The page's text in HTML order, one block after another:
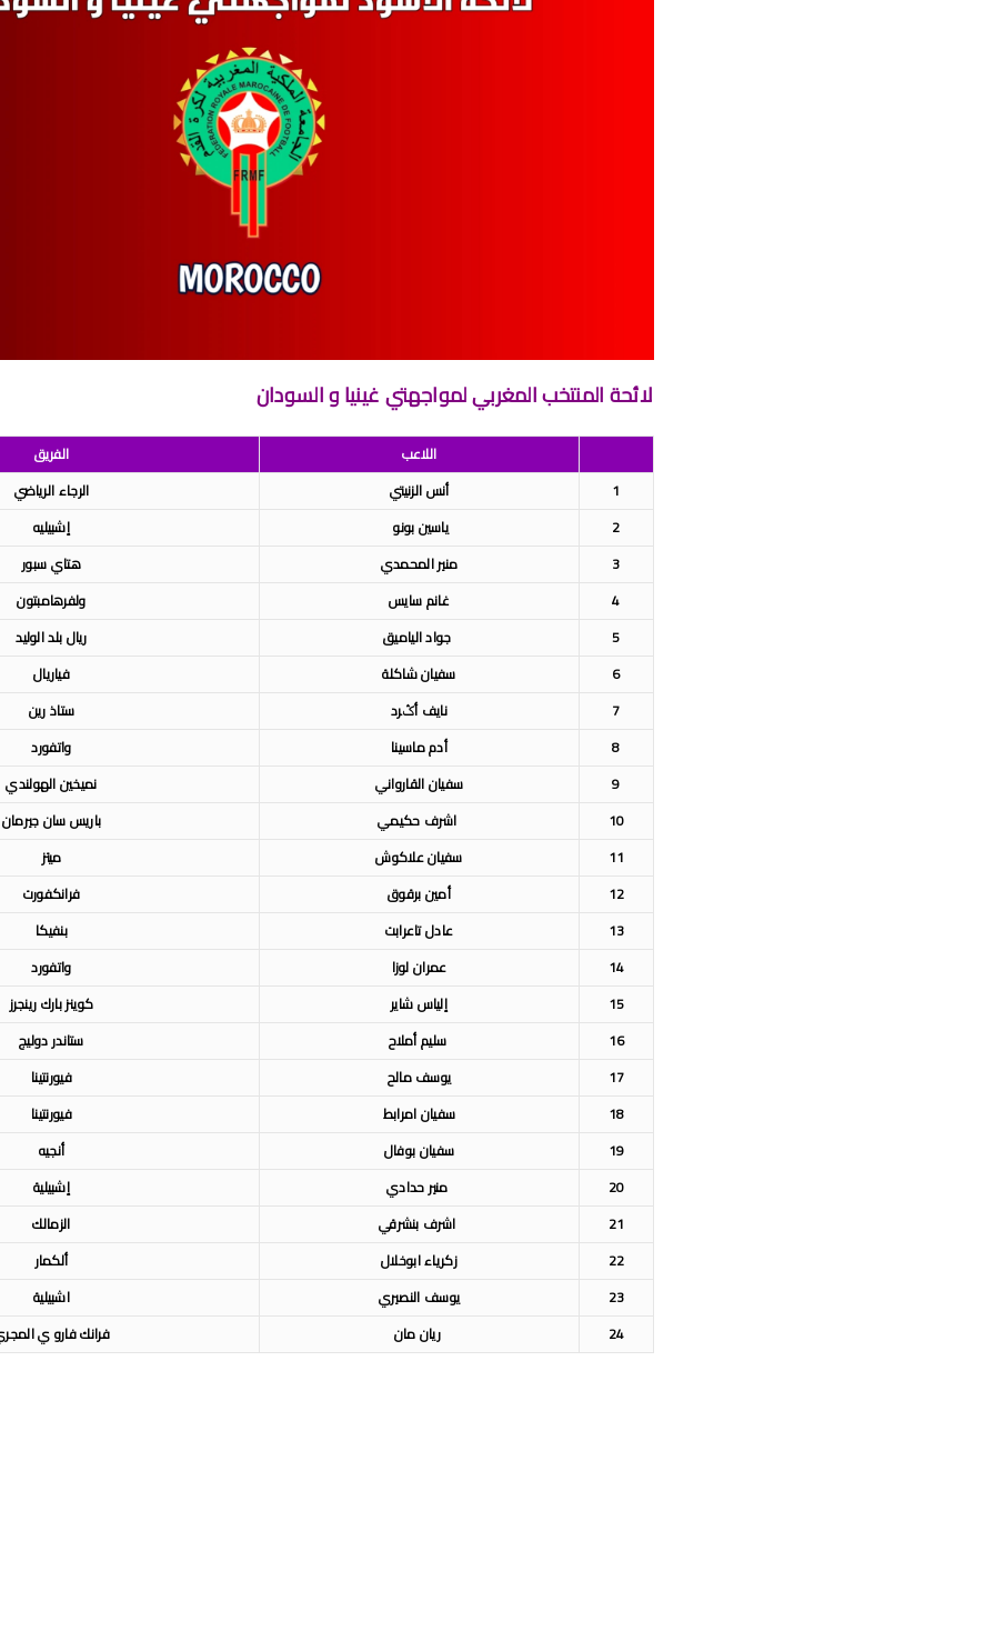
موعد مباراة الجيش الملكي وشباب السوالم لحساب الجولة 28 من البطولة الإحترافية 2024/2023
موعد مباراة الرجاء الرياضي و نهضة بركان مؤجل الجولة 27 من البطولة الوطنية
لائحة المنتخب المغربي لمواجهتي غينيا و السودان
اللاعب
الفريق
1
أنس الزنيتي
الرجاء الرياضي
2
ياسين بونو
إشبيليه
3
منير المحمدي
هتاي سبور
4
غانم سايس
ولفرهامبتون
5
جواد الياميق
ريال بلد الوليد
6
سفيان شاكلة
فياريال
7
نايف أݣرد
ستاذ رين
8
أدم ماسينا
واتفورد
9
سفيان القارواني
نميخين الهولندي
10
اشرف حكيمي
باريس سان جيرمان
11
سفيان علاكوش
ميتز
12
أمين برقوق
فرانكفورت
13
عادل تاعرابت
بنفيكا
14
عمران لوزا
واتفورد
15
إلياس شاير
كوينز بارك رينجرز
16
سليم أملاح
ستاندر دوليج
17
يوسف مالح
فيورنتينا
18
سفيان امرابط
فيورنتينا
19
سفيان بوفال
أنجيه
20
منير حدادي
إشبيلية
21
اشرف بنشرقي
الزمالك
22
زكرياء ابوخلال
ألكمار
23
يوسف النصيري
اشبيلية
24
ريان مان فرانك فارو ي